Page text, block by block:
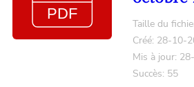
Taille du
Créé: 28-10-
Mis à jour:
Succès: 55